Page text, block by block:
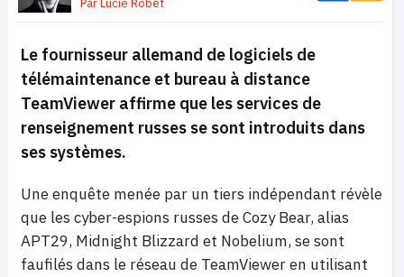
ParLucie Robet
Le fournisseur allemand de logiciels de
télémaintenance et bureau à distance
TeamViewer affirme que les services de
renseignement russes se sont introduits dans
ses systèmes.
Une enquête menée par un tiers indépendant révèle
que les cyber-espions russes de Cozy Bear, alias
APT29, Midnight Blizzard et Nobelium, se sont
faufilés dans le réseau de TeamViewer en utilisant